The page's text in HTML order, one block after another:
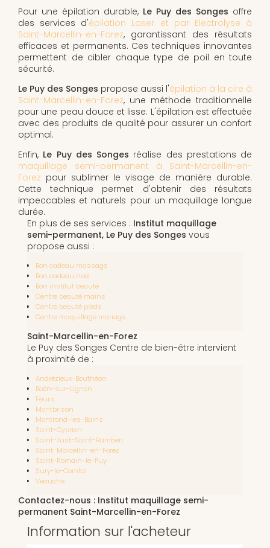
Pour une épilation durable, Le Puy des Songes offre
des services d'épilation Laser et par Electrolyse à
Saint-Marcellin-en-Forez, garantissant des résultats
efficaces et permanents. Ces techniques innovantes
permettent de cibler chaque type de poil en toute
sécurité.
Le Puy des Songes propose aussi l'épilation à la cire à
Saint-Marcellin-en-Forez, une méthode traditionnelle
pour une peau douce et lisse. L'épilation est effectuée
avec des produits de qualité pour assurer un confort
optimal.
Enfin, Le Puy des Songes réalise des prestations de
maquillage semi-permanent à Saint-Marcellin-en-
Forez pour sublimer le visage de manière durable.
Cette technique permet d'obtenir des résultats
impeccables et naturels pour un maquillage longue
durée.
En plus de ses services : Institut maquillage
semi-permanent, Le Puy des Songes vous
propose aussi :
Bon cadeau massage
Bon cadeau noël
Bon institut beauté
Centre beauté mains
Centre beauté pieds
Centre maquillage mariage
Saint-Marcellin-en-Forez
Le Puy des Songes Centre de bien-être intervient
à proximité de :
Andrézieux-Bouthéon
Boën-sur-Lignon
Feurs
Montbrison
Montrond-les-Bains
Saint-Cyprien
Saint-Just-Saint-Rambert
Saint-Marcellin-en-Forez
Saint-Romain-le-Puy
Sury-le-Comtal
Veauche
Contactez-nous : Institut maquillage semi-
permanent Saint-Marcellin-en-Forez
Information sur l'acheteur